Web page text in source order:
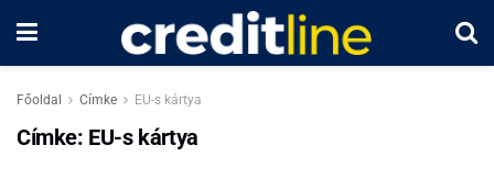
Főoldal Címke EU-s kártya
Címke: EU-s kártya